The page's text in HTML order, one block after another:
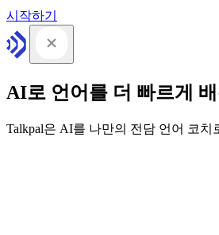
시작하기
AI로 언어를 더 빠르게
Talkpal은 AI를 나만의 전담 언어 코치